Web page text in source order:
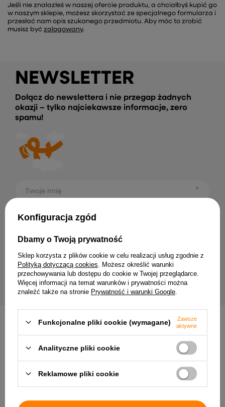
Jeśli nie znalazłeś w naszej ofercie produktu, a chciałbyś kupić go
w naszym sklepie, możesz skorzystać ze specjalnego formularza i
przesłać nam opis szukanego przedmiotu. Aby móc to zrobić
musisz być zalogowany.
NEWSLETTER
Dołącz do newslettera i nie przegap żadnych
okazji – tylko najciekawsze informacje, zero
spamu!
Twoje Imię
Twój email
osobowych (adres e-mail) na potrzeby wysyłki
newslettera z informacją handlową (marketing). Więcej
wpolityce prywatności.
ZAPISZ SIĘ
Dostawa ZamówienieZwroty Pomoc
Konfiguracja zgód
Dbamy o Twoją prywatność
Sklep korzysta z plików cookie w celu realizacji usług zgodnie z
Polityką dotyczącą cookies . Możesz określić warunki
przechowywania lub dostępu do cookie w Twojej przeglądarce.
Więcej informacji na temat warunków i prywatności można
znaleźć także na stronie Prywatność i warunki Google
Funkcjonalne pliki cookie (wymagane)
Zawsze
aktywne
Analityczne pliki cookie
Reklamowe pliki cookie